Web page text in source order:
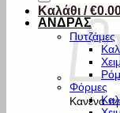
Καλάθι /€
Κανένα
ΑΝΔΡΑΣ
Πυτζάμες
Φόρμες